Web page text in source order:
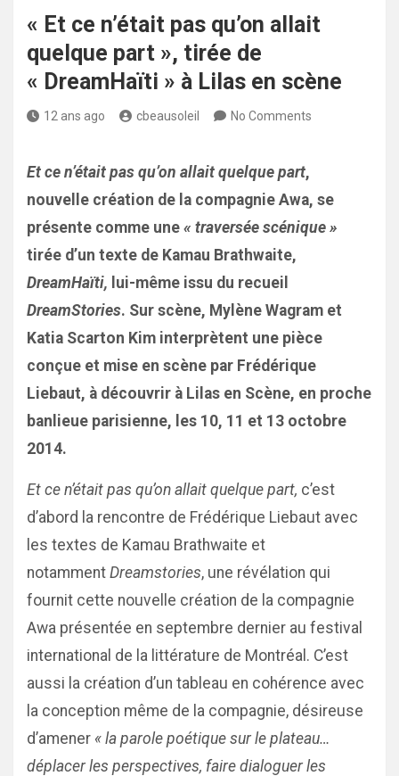
« Et ce n’était pas qu’on allait
quelque part », tirée de
« DreamHaïti » à Lilas en scène
12 ans ago cbeausoleil No Comments
Et ce n’était pas qu’on allait quelque part,
nouvelle création de la compagnie Awa, se
présente comme une « traversée scénique »
tirée d’un texte de Kamau Brathwaite,
DreamHaïti, lui-même issu du recueil
DreamStories. Sur scène, Mylène Wagram et
Katia Scarton Kim interprètent une pièce
conçue et mise en scène par Frédérique
Liebaut, à découvrir à Lilas en Scène, en proche
banlieue parisienne, les 10, 11 et 13 octobre
2014.
Et ce n’était pas qu’on allait quelque part, c’est
d’abord la rencontre de Frédérique Liebaut avec
les textes de Kamau Brathwaite et
notamment Dreamstories, une révélation qui
fournit cette nouvelle création de la compagnie
Awa présentée en septembre dernier au festival
international de la littérature de Montréal. C’est
aussi la création d’un tableau en cohérence avec
la conception même de la compagnie, désireuse
d’amener « la parole poétique sur le plateau…
déplacer les perspectives, faire dialoguer les